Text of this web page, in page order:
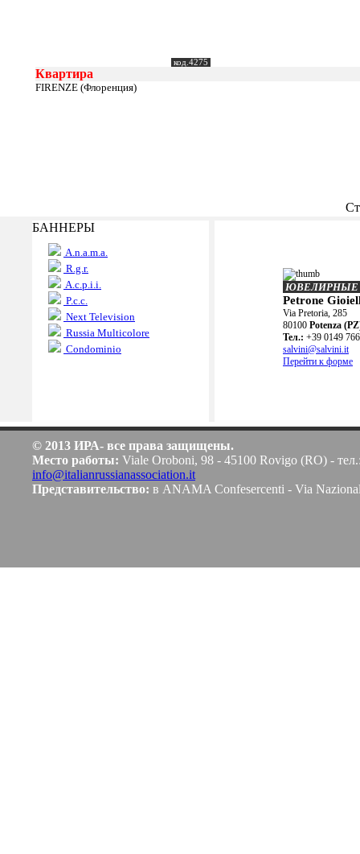
код.4275
Квартира
FIRENZE (Флоренция)
БАННЕРЫ
A.n.a.m.a.
R.g.r.
A.c.p.i.i.
P.c.c.
Next Television
Russia Multicolore
Condominio
Petrone
Via Pretoria, 285
80100 Potenza
Teл.: +39 0149
salvini@salvini.it
Перейти к форме
© 2013 ИРА- все права защищены.
Место работы: Viale Oroboni, 98 - 45100 Rovigo (RO) -
info@italianrussianassociation.it
Представительство: в ANAMA Confesercenti - Via